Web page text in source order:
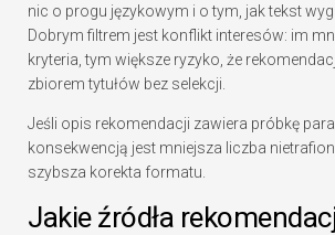
nic o progu językowym i o tym, jak tekst
Dobrym filtrem jest konflikt interesów: im
kryteria, tym większe ryzyko, że
zbiorem tytułów bez selekcji.
Jeśli opis rekomendacji zawiera próbkę
konsekwencją jest mniejsza liczba
szybsza korekta formatu.
Jakie źródła